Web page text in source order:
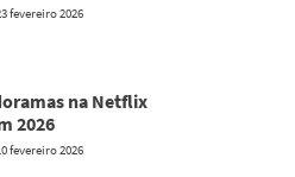
fevereiro 2026
na Netflix
2026
fevereiro 2026